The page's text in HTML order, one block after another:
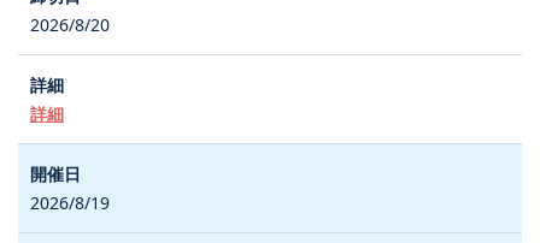
2026/8/20
詳細
2026/8/19